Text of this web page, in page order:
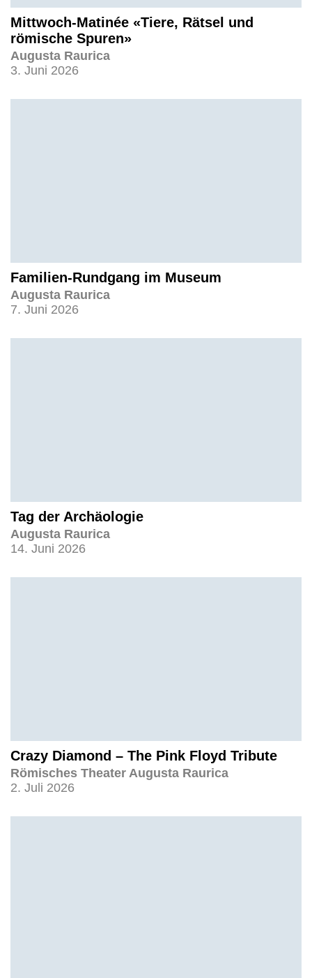
Mittwoch-Matinée «Tiere, Rätsel und
römische Spuren»
Augusta Raurica
3. Juni 2026
Familien-Rundgang im Museum
Augusta Raurica
7. Juni 2026
Tag der Archäologie
Augusta Raurica
14. Juni 2026
Crazy Diamond – The Pink Floyd Tribute
Römisches Theater Augusta Raurica
2. Juli 2026